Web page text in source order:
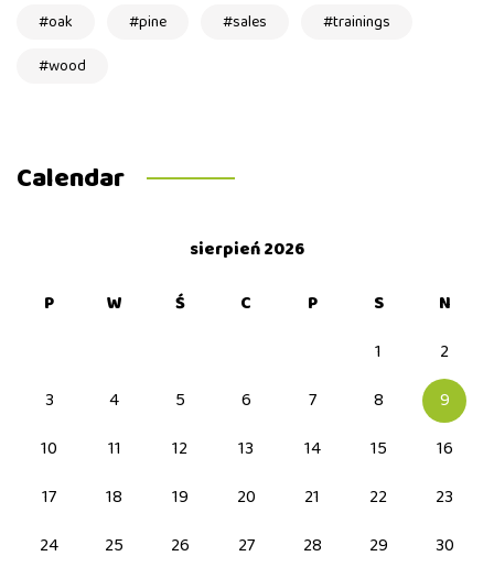
oak pine sales
trainings
wood
Calendar
sierpień 2026
P
W Ś C P S
N
1
2
3
4 5 6 7 8
9
10
11 12 13 14 15
16
17
18 19 20 21 22
23
24
25 26 27 28 29
30